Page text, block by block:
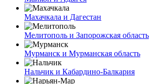
Махачкала и Дагестан
Мелитополь и Запорожская область
Мурманск и Мурманская область
Нальчик и Кабардино-Балкария